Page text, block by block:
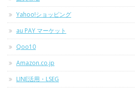
Yahoo!ショッピング
au PAY マーケット
Qoo10
Amazon.co.jp
LINE活用・LSEG